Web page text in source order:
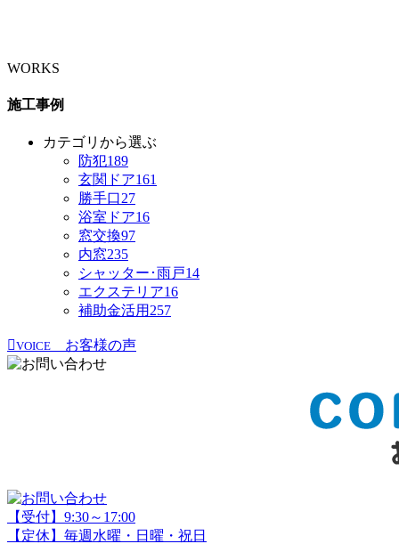
WORKS
施工事例
カテゴリから選ぶ
防犯189
玄関ドア161
勝手口27
浴室ドア16
窓交換97
内窓235
シャッター･雨戸14
エクステリア16
補助金活用 257
VOICE お客様の声
【受付】9:30～17:00
【定休】毎週水曜・日曜・祝日